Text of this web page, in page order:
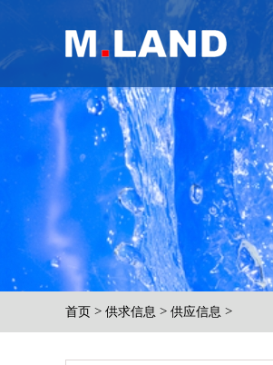
首页 > 供求信息 > 供应信息 >